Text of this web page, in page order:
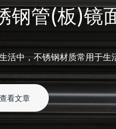
钢管(板)镜
活中，不锈钢材质常用于生
查看文章